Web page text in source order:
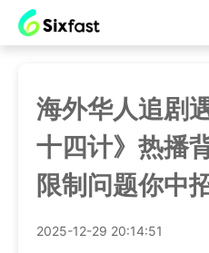
海外华人追剧
十四计》热播
限制问题你中
2025-12-29 20:14:51